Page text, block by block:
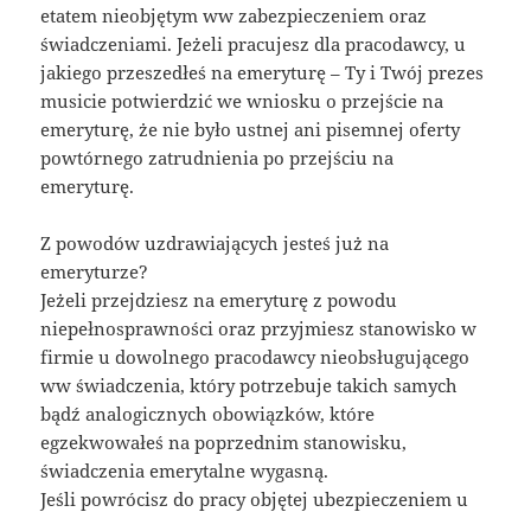
etatem nieobjętym ww zabezpieczeniem oraz
świadczeniami. Jeżeli pracujesz dla pracodawcy, u
jakiego przeszedłeś na emeryturę – Ty i Twój prezes
musicie potwierdzić we wniosku o przejście na
emeryturę, że nie było ustnej ani pisemnej oferty
powtórnego zatrudnienia po przejściu na
emeryturę.
Z powodów uzdrawiających jesteś już na
emeryturze?
Jeżeli przejdziesz na emeryturę z powodu
niepełnosprawności oraz przyjmiesz stanowisko w
firmie u dowolnego pracodawcy nieobsługującego
ww świadczenia, który potrzebuje takich samych
bądź analogicznych obowiązków, które
egzekwowałeś na poprzednim stanowisku,
świadczenia emerytalne wygasną.
Jeśli powrócisz do pracy objętej ubezpieczeniem u